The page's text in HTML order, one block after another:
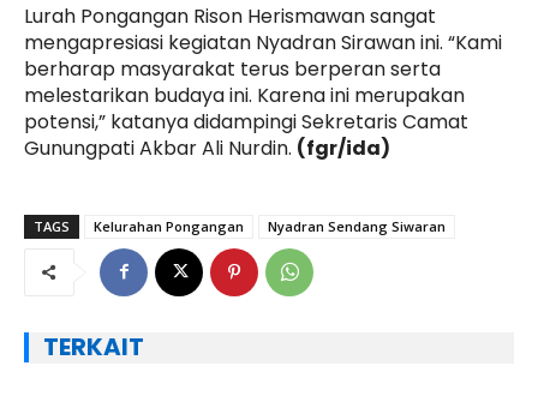
Lurah Pongangan Rison Herismawan sangat
mengapresiasi kegiatan Nyadran Sirawan ini. “Kami
berharap masyarakat terus berperan serta
melestarikan budaya ini. Karena ini merupakan
potensi,” katanya didampingi Sekretaris Camat
Gunungpati Akbar Ali Nurdin. (fgr/ida)
TAGS Kelurahan Pongangan Nyadran Sendang Siwaran
TERKAIT